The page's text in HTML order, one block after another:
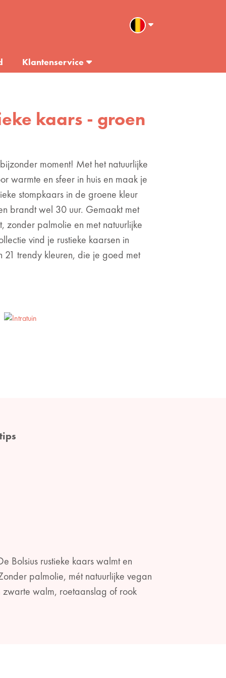
Klantenservice
kaars - groen
moment! Met het natuurlijke
warmte en sfeer in huis en maak je
stompkaars in de groene kleur
brandt wel 30 uur. Gemaakt met
zonder palmolie en met natuurlijke
vind je rustieke kaarsen in
21 trendy kleuren, die je goed met
Bolsius rustieke kaars walmt en
palmolie, mét natuurlijke vegan
zwarte walm, roetaanslag of rook